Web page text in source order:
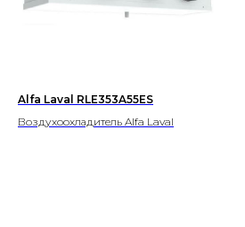
Alfa Laval RLE353A55ES
Воздухоохладитель Alfa Laval